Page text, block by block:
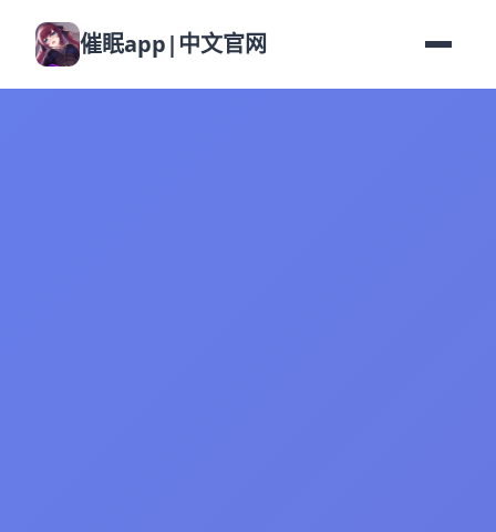
催眠app|中文官网